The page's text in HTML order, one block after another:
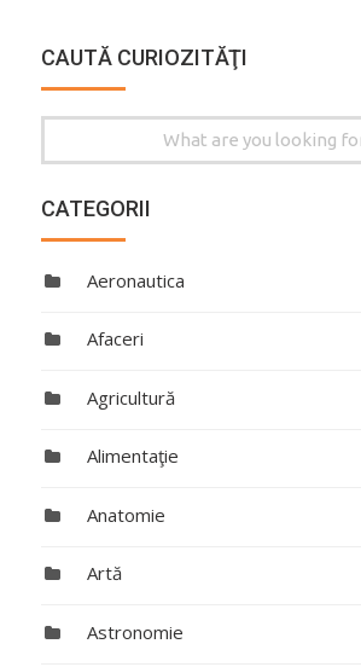
CAUTĂ CURIOZITĂŢI
for:
CATEGORII
Aeronautica
Afaceri
Agricultură
Alimentaţie
Anatomie
Artă
Astronomie